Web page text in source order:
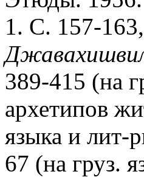
1. С. 157-
389-415 (на
архетипов
языка и
67 (на груз.